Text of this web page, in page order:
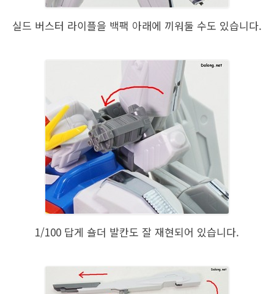
실드 버스터 라이플을 백팩 아래에 끼워둘 수도 있습니다.
1/100 답게 숄더 발칸도 잘 재현되어 있습니다.